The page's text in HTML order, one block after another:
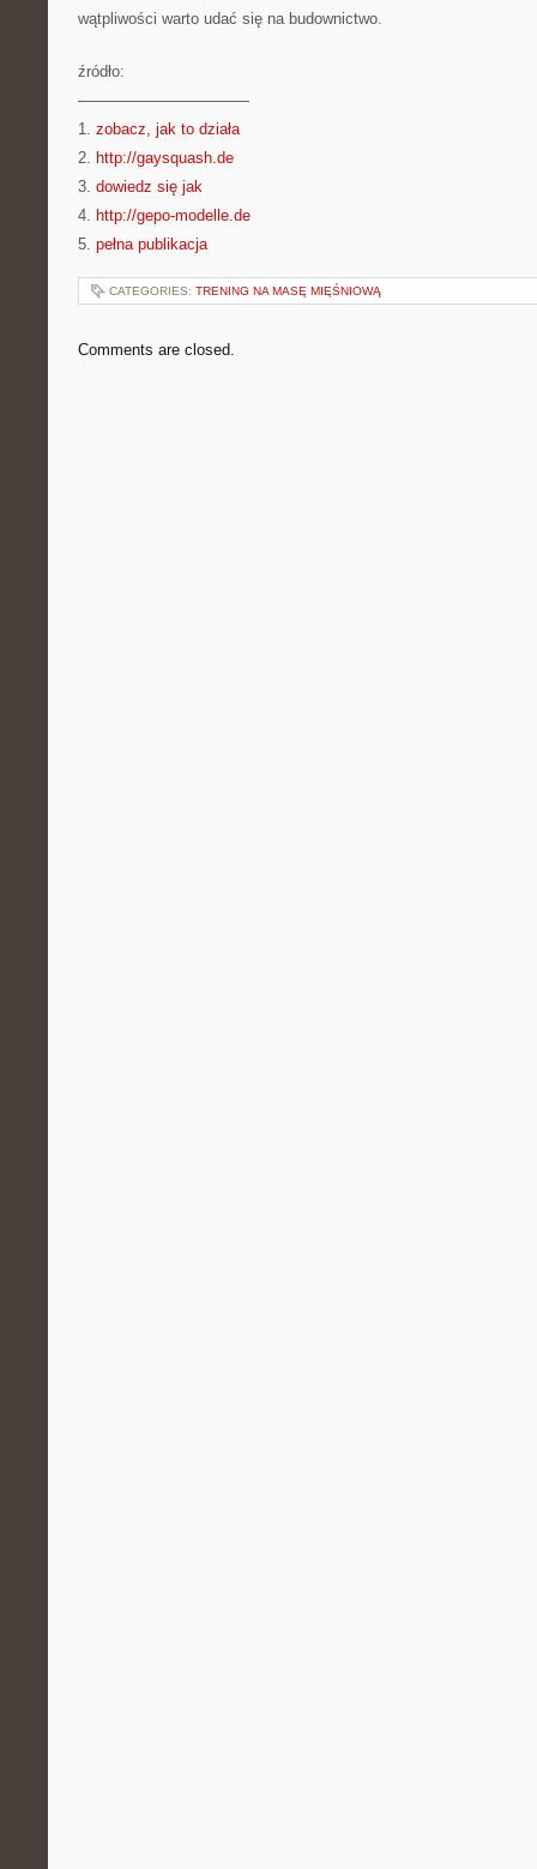
wątpliwości warto udać się na budownictwo.
źródło:
———————————
1. zobacz, jak to działa
2. http://gaysquash.de
3. dowiedz się jak
4. http://gepo-modelle.de
5. pełna publikacja
CATEGORIES: TRENING NA MASĘ MIĘŚNIOWĄ
Comments are closed.